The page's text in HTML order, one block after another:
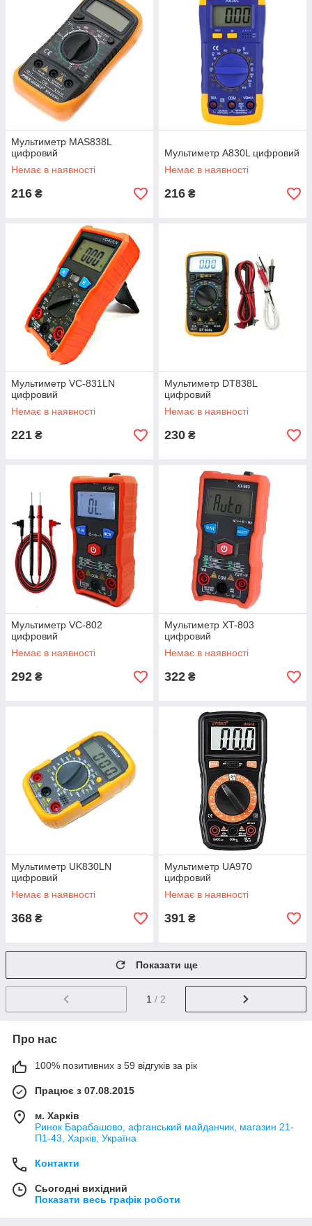
Мультиметр MAS838L
цифровий
Немає в наявності
216 ₴
Мультиметр A830L цифровий
Немає в наявності
216 ₴
Мультиметр VC-831LN
цифровий
Немає в наявності
221 ₴
Мультиметр DT838L
цифровий
Немає в наявності
230 ₴
Мультиметр VC-802
цифровий
Немає в наявності
292 ₴
Мультиметр XT-803
цифровий
Немає в наявності
322 ₴
Мультиметр UK830LN
цифровий
Немає в наявності
368 ₴
Мультиметр UA970
цифровий
Немає в наявності
391 ₴
Показати ще
1 / 2
Про нас
100% позитивних з 59 відгуків за рік
Працює з 07.08.2015
м. Харків
Ринок Барабашово, афганський майданчик, магазин 21-
П1-43, Харків, Україна
Контакти
Сьогодні вихідний
Показати весь графік роботи